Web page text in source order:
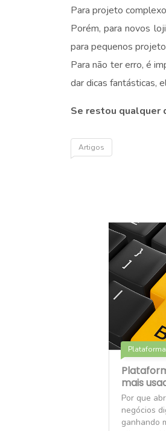
Para projeto
Porém, para novos
para pequenos
Para não ter erro, é
dar dicas fantásticas,
Se restou qualquer
Artigos
mais
Por que
negócios
ganhando